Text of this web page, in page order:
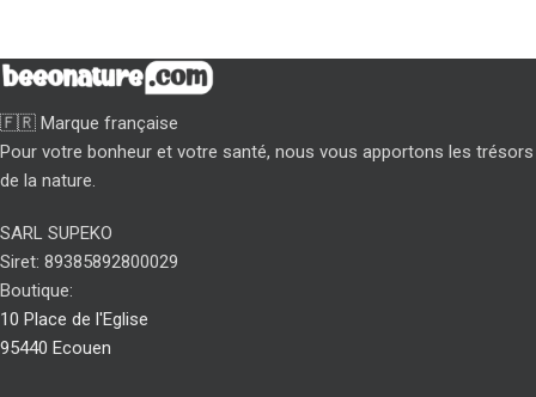
🇫🇷 Marque française
Pour votre bonheur et votre santé, nous vous apportons les trésors
de la nature.
SARL SUPEKO
Siret: 89385892800029
Boutique:
10 Place de l'Eglise
95440 Ecouen